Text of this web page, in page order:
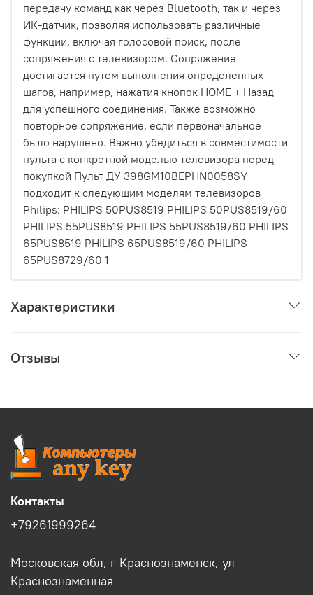
передачу команд как через Bluetooth, так и через
ИК-датчик, позволяя использовать различные
функции, включая голосовой поиск, после
сопряжения с телевизором. Сопряжение
достигается путем выполнения определенных
шагов, например, нажатия кнопок HOME + Назад
для успешного соединения. Также возможно
повторное сопряжение, если первоначальное
было нарушено. Важно убедиться в совместимости
пульта с конкретной моделью телевизора перед
покупкой Пульт ДУ 398GM10BEPHN0058SY
подходит к следующим моделям телевизоров
Philips: PHILIPS 50PUS8519 PHILIPS 50PUS8519/60
PHILIPS 55PUS8519 PHILIPS 55PUS8519/60 PHILIPS
65PUS8519 PHILIPS 65PUS8519/60 PHILIPS
65PUS8729/60 1
Характеристики
Отзывы
Контакты
+79261999264
Московская обл, г Краснознаменск, ул
Краснознаменная